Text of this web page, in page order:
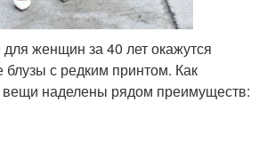
женщин за 40 лет окажутся
с редким принтом. Как
наделены рядом преимуществ: